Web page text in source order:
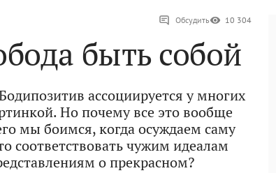
Обсудить 10 304
быть собой
ассоциируется у многих
Но почему все это вообще
мы боимся, когда осуждаем саму
соответствовать чужим идеалам
о прекрасном?